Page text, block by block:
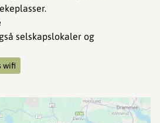
selskapslokaler og
wifi